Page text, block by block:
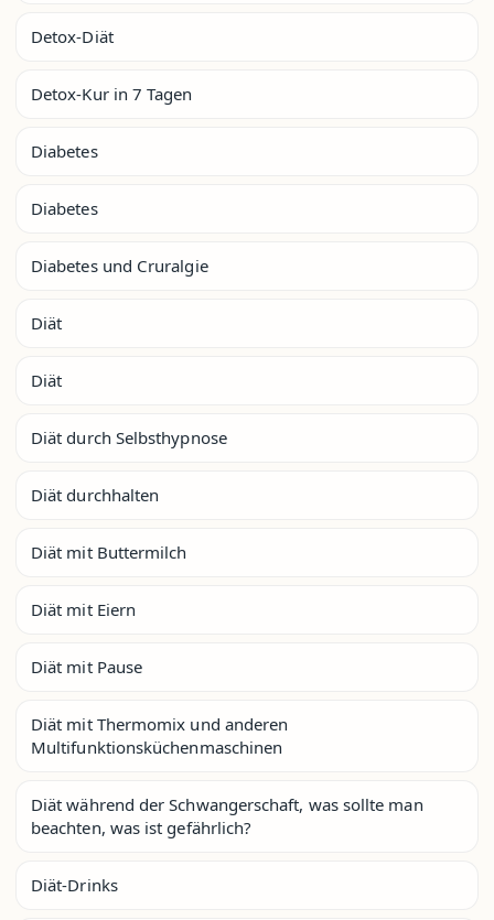
Detox-Diät
Detox-Kur in 7 Tagen
Diabetes
Diabetes
Diabetes und Cruralgie
Diät
Diät
Diät durch Selbsthypnose
Diät durchhalten
Diät mit Buttermilch
Diät mit Eiern
Diät mit Pause
Diät mit Thermomix und anderen
Multifunktionsküchenmaschinen
Diät während der Schwangerschaft, was sollte man
beachten, was ist gefährlich?
Diät-Drinks